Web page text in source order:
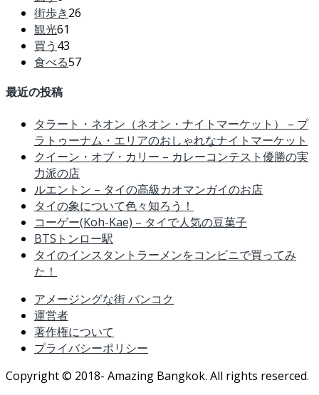
街歩き26
観光61
買う 43
食べる57
最近の投稿
タラート・ネオン（ネオン・ナイトマーケット） – プ
ラトゥーナム・エリアのおしゃれなナイトマーケット
クイーン・オブ・カリー – カレーコンテスト優勝の実
力派の店
ルエントン – タイの高級カオマンガイのお店
タイの象について色々知ろう！
コーゲー(Koh-Kae) – タイで人気の豆菓子
BTSトンロー駅
タイのインスタントラーメンをコンビニで買ってみ
た！
アメージングな街 バンコク
運営者
著作権について
プライバシーポリシー
Copyright © 2018- Amazing Bangkok. All rights reserced.